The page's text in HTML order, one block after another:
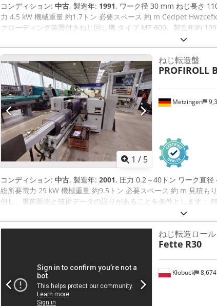
コンディション: 中古, 製造年: 1991, ワーク径 30 mm ねじ長さ
力 4.5 kW 機械重量 約1.7トン 必要スペース 約 m Cedpet
クローディング装置付きねじ回し機 タイプ MZ 600、製造年約
ーク長さ 最大約110 mm 軸方向フライス長さ 約 100 mm 鋼製モ
クの軸間距離 最小/最大 0 - 70 mm スイベルヘッド旋回 +/- 12 工
1,000 - 6,000 rpm ピッチ範囲 約 0.5 - 2.75 mm/GG ワーリング
V/380 V / 50 Hz 重量 約1,700 kg 付属品 / 特別装備 本機は医療用
たワークピースの自動供給が装備されています。 リューベナッハ
めの空圧式旋回グリッパー、カウンターポイント（プッシャー）
ェクター付き。ワークピーススピンドルヘッドの空圧式ワークピ
容器に落ちる。 ツールスライドは縦スライドと横スライドがあり
の長さとピッチを決定し、横スライドはねじの 深さを決定する。
プレートホルダーを備えた倣い装置があります。 ピッチギアはチ
な電気プログラム制御と動作シーケンスの表示 エラー表示、ワー
装置など
1 / 5
Metzingen
ねじ転造盤
PROFIROLL
コンディション: 中古, 製造年: 2001, 圧力 0.2～40トン ワーク直
総所要電力 29 kW 機械重量 約9.5トン 必要スペース 約 m 見積も
但し、事前販売と技術データの誤りがあることを条件とします：
り、歯車とプロファイル転造盤 モデル ROLLEX 年 2001 転造力
mm ワーク最大径（約） 70 mm 主軸駆動 約8.5 kW (各) 総消費
属品 / 特別機能 この機械には、メーカーが開発した最新のCNC
発した最新のCNC制御システムを搭載しています。 関連するす
ことで、他のワークサイズ（段取り替え時間）にも簡単かつ迅速
つ迅速に対応できます（切り替え時間）。 すべてのプロセスパラ
され、最適化されたプロセスを提供します。 最適化されたプロセ
す。 シャフト形状のワークピース（ギアシャフトなど）用の付
シャフトなど）用の ワークピースの位置決め用プリズムホルダ
Kłobuck
ねじ転造ロール
Fette R30